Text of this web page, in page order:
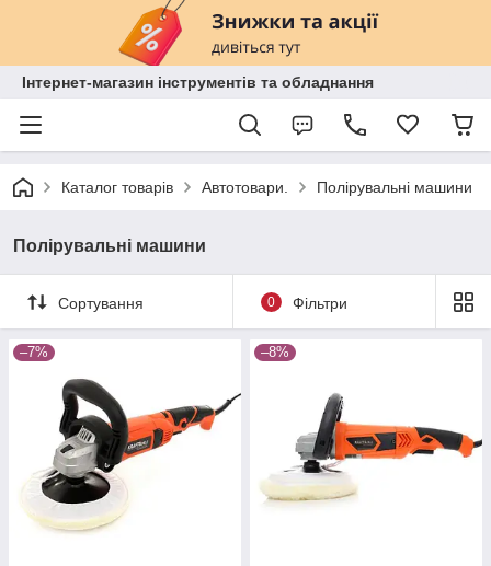
Інтернет-магазин інструментів та обладнання
Каталог товарів Автотовари. Полірувальні машини
Полірувальні машини
Сортування 0 Фільтри
–7% –8%